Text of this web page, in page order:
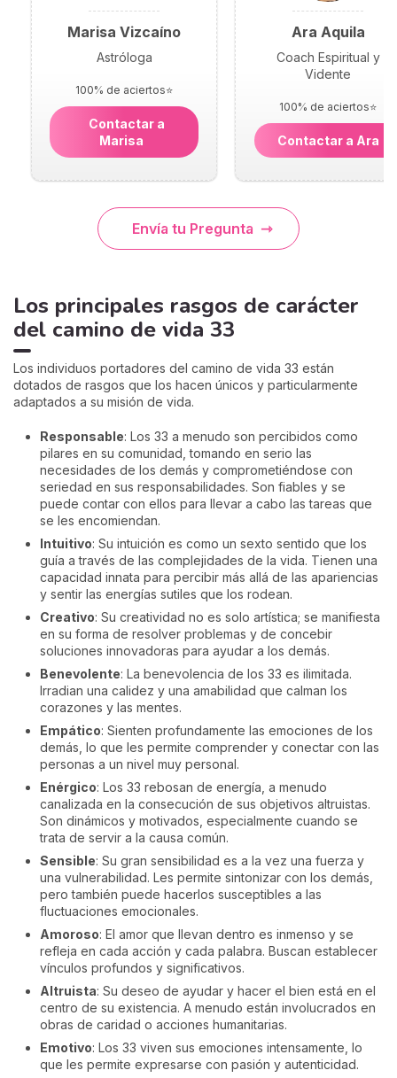
Marisa Vizcaíno
Astróloga
100% de aciertos⭐
Contactar a
Marisa
Ara Aquila
Coach Espiritual y
Vidente
100% de aciertos⭐
Contactar a Ara
Envía tu Pregunta
Los principales rasgos de carácter
del camino de vida 33
Los individuos portadores del camino de vida 33 están
dotados de rasgos que los hacen únicos y particularmente
adaptados a su misión de vida.
Responsable: Los 33 a menudo son percibidos como
pilares en su comunidad, tomando en serio las
necesidades de los demás y comprometiéndose con
seriedad en sus responsabilidades. Son fiables y se
puede contar con ellos para llevar a cabo las tareas que
se les encomiendan.
Intuitivo: Su intuición es como un sexto sentido que los
guía a través de las complejidades de la vida. Tienen una
capacidad innata para percibir más allá de las apariencias
y sentir las energías sutiles que los rodean.
Creativo: Su creatividad no es solo artística; se manifiesta
en su forma de resolver problemas y de concebir
soluciones innovadoras para ayudar a los demás.
Benevolente: La benevolencia de los 33 es ilimitada.
Irradian una calidez y una amabilidad que calman los
corazones y las mentes.
Empático: Sienten profundamente las emociones de los
demás, lo que les permite comprender y conectar con las
personas a un nivel muy personal.
Enérgico: Los 33 rebosan de energía, a menudo
canalizada en la consecución de sus objetivos altruistas.
Son dinámicos y motivados, especialmente cuando se
trata de servir a la causa común.
Sensible: Su gran sensibilidad es a la vez una fuerza y
una vulnerabilidad. Les permite sintonizar con los demás,
pero también puede hacerlos susceptibles a las
fluctuaciones emocionales.
Amoroso: El amor que llevan dentro es inmenso y se
refleja en cada acción y cada palabra. Buscan establecer
vínculos profundos y significativos.
Altruista: Su deseo de ayudar y hacer el bien está en el
centro de su existencia. A menudo están involucrados en
obras de caridad o acciones humanitarias.
Emotivo: Los 33 viven sus emociones intensamente, lo
que les permite expresarse con pasión y autenticidad.